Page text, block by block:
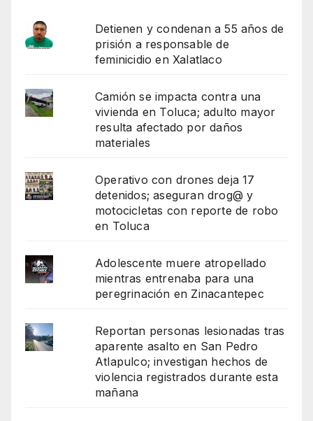
Detienen y condenan a 55 años de
prisión a responsable de
feminicidio en Xalatlaco
Camión se impacta contra una
vivienda en Toluca; adulto mayor
resulta afectado por daños
materiales
Operativo con drones deja 17
detenidos; aseguran drog@ y
motocicletas con reporte de robo
en Toluca
Adolescente muere atropellado
mientras entrenaba para una
peregrinación en Zinacantepec
Reportan personas lesionadas tras
aparente asalto en San Pedro
Atlapulco; investigan hechos de
violencia registrados durante esta
mañana